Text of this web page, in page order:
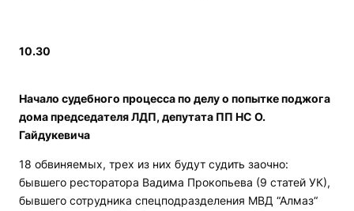
10.30
Начало судебного процесса по делу о попытке поджога
дома председателя ЛДП, депутата ПП НС О.
Гайдукевича
18 обвиняемых, трех из них будут судить заочно:
бывшего ресторатора Вадима Прокопьева (9 статей УК),
бывшего сотрудника спецподразделения МВД “Алмаз“